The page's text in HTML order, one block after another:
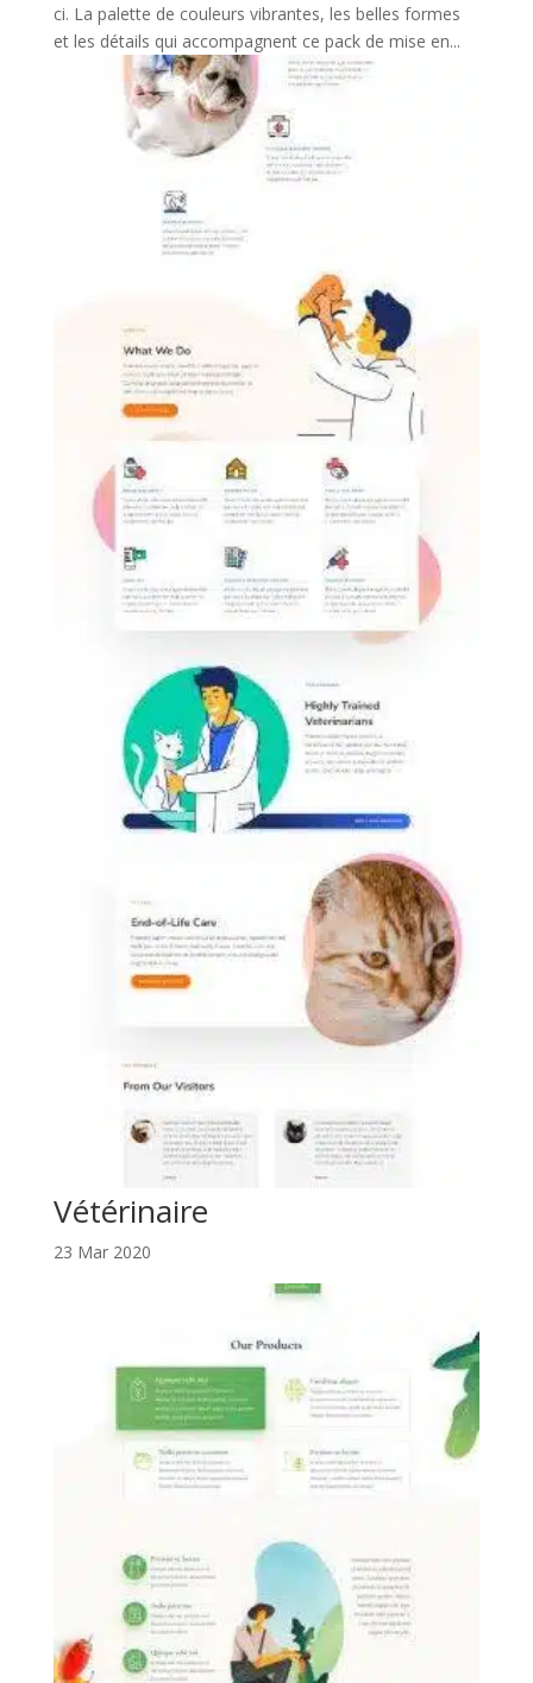
ci. La palette de couleurs vibrantes, les belles formes
et les détails qui accompagnent ce pack de mise en...
Vétérinaire
23 Mar 2020